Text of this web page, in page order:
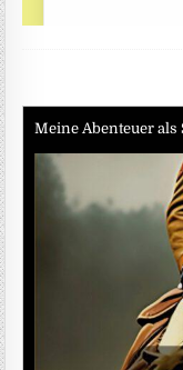
Meine Abenteuer als